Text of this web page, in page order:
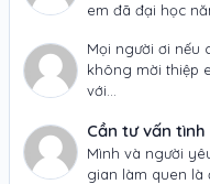
em đã đại học
Mọi người ơi nếu
không mời thiệp
với…
Cần tư vấn tình
Mình và người
gian làm quen là